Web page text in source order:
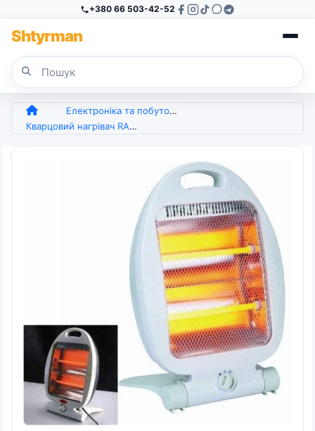
+380 66 503-42-52
Shtyrman
Електроніка та побутова техніка
Кварцовий нагрівач RAF Електричний інфрачервоний нагрівач для дому, офісу та тераси QUART (арт. 7145)